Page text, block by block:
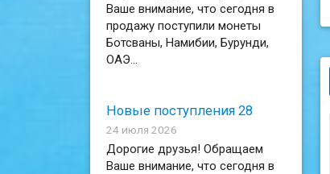
Ваше внимание, что сегодня в
продажу поступили монеты
Ботсваны, Намибии, Бурунди,
ОАЭ...
Новые поступления 28
24 июля 2026
Дорогие друзья! Обращаем
Ваше внимание, что сегодня в